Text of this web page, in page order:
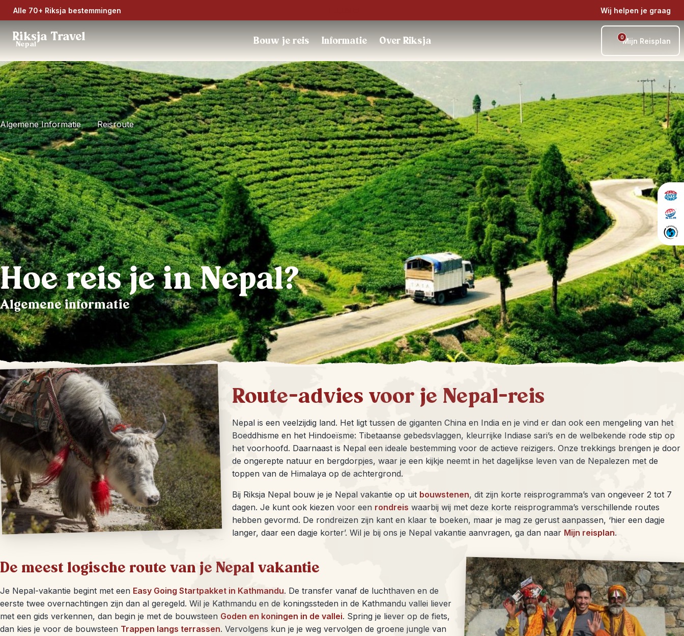
Alle 70+ Riksja bestemmingen Wij helpen je graag
Riksja Travel
Nepal Bouw je reis Informatie Over Riksja 0Mijn Reisplan
Algemene Informatie Reisroute
Hoe reis je in Nepal?
Algemene informatie
Route-advies voor je Nepal-reis
Nepal is een veelzijdig land. Het ligt tussen de giganten China en India en je vind er dan ook een mengeling van het
Boeddhisme en het Hindoeïsme: Tibetaanse gebedsvlaggen, kleurrijke Indiase sari’s en de welbekende rode stip op
het voorhoofd. Daarnaast is Nepal een ideale bestemming voor de actieve reizigers. Onze trekkings brengen je door
de ongerepte natuur en bergdorpjes, waar je een kijkje neemt in het dagelijkse leven van de Nepalezen met de
toppen van de Himalaya op de achtergrond.
Bij Riksja Nepal bouw je je Nepal vakantie op uit bouwstenen, dit zijn korte reisprogramma’s van ongeveer 2 tot 7
dagen. Je kunt ook kiezen voor een rondreis waarbij wij met deze korte reisprogramma’s verschillende routes
hebben gevormd. De rondreizen zijn kant en klaar te boeken, maar je mag ze gerust aanpassen, ‘hier een dagje
langer, daar een dagje korter’. Wil je bij ons je Nepal vakantie aanvragen, ga dan naar Mijn reisplan.
De meest logische route van je Nepal vakantie
Je Nepal-vakantie begint met een Easy Going Startpakket in Kathmandu. De transfer vanaf de luchthaven en de
eerste twee overnachtingen zijn dan al geregeld. Wil je Kathmandu en de koningssteden in de Kathmandu vallei liever
met een gids verkennen, dan begin je met de bouwsteen Goden en koningen in de vallei. Spring je liever op de fiets,
dan kies je voor de bouwsteen Trappen langs terrassen. Vervolgens kun je je weg vervolgen de groene jungle van